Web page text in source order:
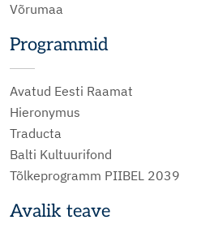
Võrumaa
Programmid
Avatud Eesti Raamat
Hieronymus
Traducta
Balti Kultuurifond
Tõlkeprogramm PIIBEL 2039
Avalik teave